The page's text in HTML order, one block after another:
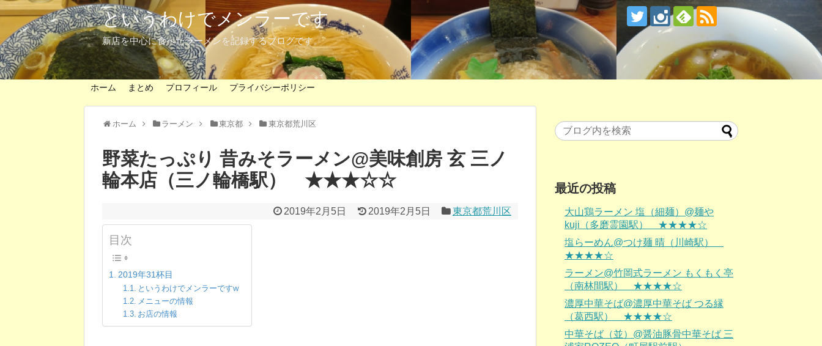
というわけでメンラーです
新店を中心に食べたラーメンを記録するブログです。
ホーム まとめ プロフィール プライバシーポリシー
ホーム ラーメン 東京都 東京都荒川区
野菜たっぷり 昔みそラーメン@美味創房 玄 三ノ
輪本店（三ノ輪橋駅） ★★★☆☆
2019年2月5日 2019年2月5日 東京都荒川区
目次
2019年31杯目
というわけでメンラーですw
メニューの情報
お店の情報
最近の投稿
大山鶏ラーメン 塩（細麺）@麺や
kuji（多磨霊園駅） ★★★★☆
塩らーめん@つけ麺 晴（川崎駅）
★★★★☆
ラーメン@竹岡式ラーメン もくもく亭
（南林間駅） ★★★★☆
濃厚中華そば@濃厚中華そば つる縁
（葛西駅） ★★★★☆
中華そば（並）@醤油豚骨中華そば 三